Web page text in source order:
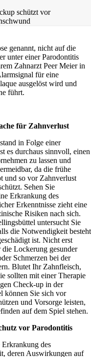
schützt vor
genannt, nicht auf die
unter einer Parodontitis
Zahnarzt Peer Meier in
für eine
ausgelöst wird und
führt.
für Zahnverlust
in Folge einer
es durchaus sinnvoll, einen
zu lassen und
da die frühe
und so vor Zahnverlust
Sehen Sie
Erkrankung des
Erkenntnisse zieht eine
Risiken nach sich.
untersucht Sie
die Notwendigkeit besteht
ist. Nicht erst
Lockerung gesunder
Schmerzen bei der
Blutet Ihr Zahnfleisch,
sollten mit einer Therapie
Check-up in der
können Sie sich vor
und Vorsorge leisten,
auf dem Spiel stehen.
vor Parodontitis
des
deren Auswirkungen auf